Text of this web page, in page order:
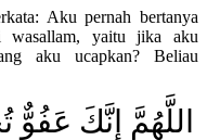
Aku pernah bertanya
wasallam, yaitu jika aku
aku ucapkan? Beliau
اللَّهُمَّ إِنَّكَ